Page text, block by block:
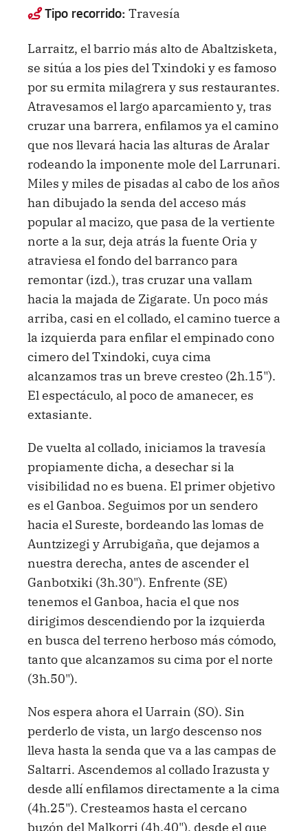
Tipo recorrido: Travesía
Larraitz, el barrio más alto de Abaltzisketa,
se sitúa a los pies del Txindoki y es famoso
por su ermita milagrera y sus restaurantes.
Atravesamos el largo aparcamiento y, tras
cruzar una barrera, enfilamos ya el camino
que nos llevará hacia las alturas de Aralar
rodeando la imponente mole del Larrunari.
Miles y miles de pisadas al cabo de los años
han dibujado la senda del acceso más
popular al macizo, que pasa de la vertiente
norte a la sur, deja atrás la fuente Oria y
atraviesa el fondo del barranco para
remontar (izd.), tras cruzar una vallam
hacia la majada de Zigarate. Un poco más
arriba, casi en el collado, el camino tuerce a
la izquierda para enfilar el empinado cono
cimero del Txindoki, cuya cima
alcanzamos tras un breve cresteo (2h.15").
El espectáculo, al poco de amanecer, es
extasiante.
De vuelta al collado, iniciamos la travesía
propiamente dicha, a desechar si la
visibilidad no es buena. El primer objetivo
es el Ganboa. Seguimos por un sendero
hacia el Sureste, bordeando las lomas de
Auntzizegi y Arrubigaña, que dejamos a
nuestra derecha, antes de ascender el
Ganbotxiki (3h.30"). Enfrente (SE)
tenemos el Ganboa, hacia el que nos
dirigimos descendiendo por la izquierda
en busca del terreno herboso más cómodo,
tanto que alcanzamos su cima por el norte
(3h.50").
Nos espera ahora el Uarrain (SO). Sin
perderlo de vista, un largo descenso nos
lleva hasta la senda que va a las campas de
Saltarri. Ascendemos al collado Irazusta y
desde allí enfilamos directamente a la cima
(4h.25"). Cresteamos hasta el cercano
buzón del Malkorri (4h.40"), desde el que